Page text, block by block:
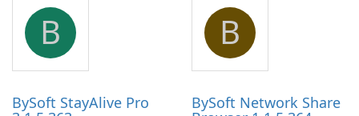
B
BySoft StayAlive Pro
B
BySoft Network Share